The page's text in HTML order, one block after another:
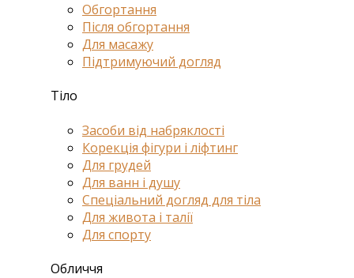
Обгортання
Після обгортання
Для масажу
Підтримуючий догляд
Тіло
Засоби від набряклості
Корекція фігури і ліфтинг
Для грудей
Для ванн і душу
Спеціальний догляд для тіла
Для живота і талії
Для спорту
Обличчя